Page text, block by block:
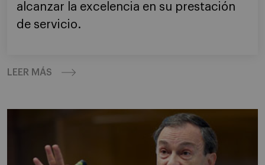
alcanzar la excelencia en su prestación
de servicio.
LEER MÁS